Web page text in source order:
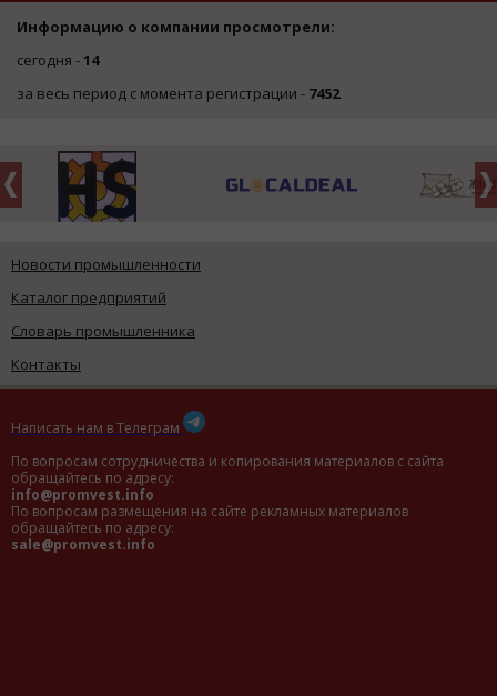
Информацию о компании просмотрели:
сегодня -14
за весь период с момента регистрации - 7452
Новости промышленности
Каталог предприятий
Словарь промышленника
Контакты
Написать нам в Телеграм
По вопросам сотрудничества и копирования материалов с сайта
обращайтесь по адресу:
info@promvest.info
По вопросам размещения на сайте рекламных материалов
обращайтесь по адресу:
sale@promvest.info